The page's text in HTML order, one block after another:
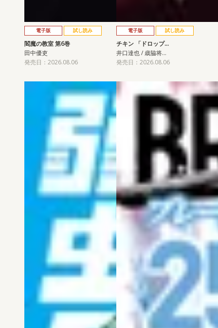
電子版 試し読み
閻魔の教室 第6巻
田中優吏
発売日：2026.08.06
電子版 試し読み
チキン 「ドロップ…
井口達也 / 歳脇将…
発売日：2026.08.06